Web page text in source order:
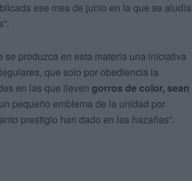
ese mes de junio en la que se aludía
se produzca en esta materia una iniciativa
que solo por obediencia la
en las que lleven gorros de color, sean
pequeño emblema de la unidad por
prestigio han dado en las hazañas”.